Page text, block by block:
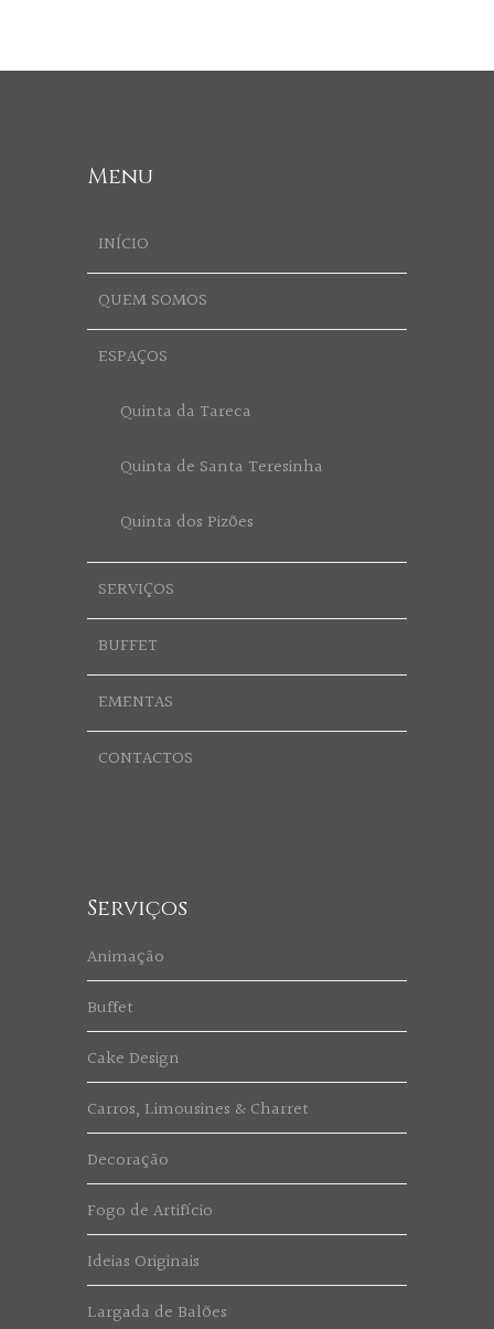
Menu
INÍCIO
QUEM SOMOS
ESPAÇOS
Quinta da Tareca
Quinta de Santa Teresinha
Quinta dos Pizões
SERVIÇOS
BUFFET
EMENTAS
CONTACTOS
Serviços
Animação
Buffet
Cake Design
Carros, Limousines & Charret
Decoração
Fogo de Artifício
Ideias Originais
Largada de Balões